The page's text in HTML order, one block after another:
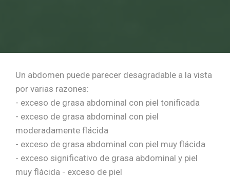
Un abdomen puede parecer desagradable a la vista
por varias razones:
- exceso de grasa abdominal con piel tonificada
- exceso de grasa abdominal con piel
moderadamente flácida
- exceso de grasa abdominal con piel muy flácida
- exceso significativo de grasa abdominal y piel
muy flácida - exceso de piel